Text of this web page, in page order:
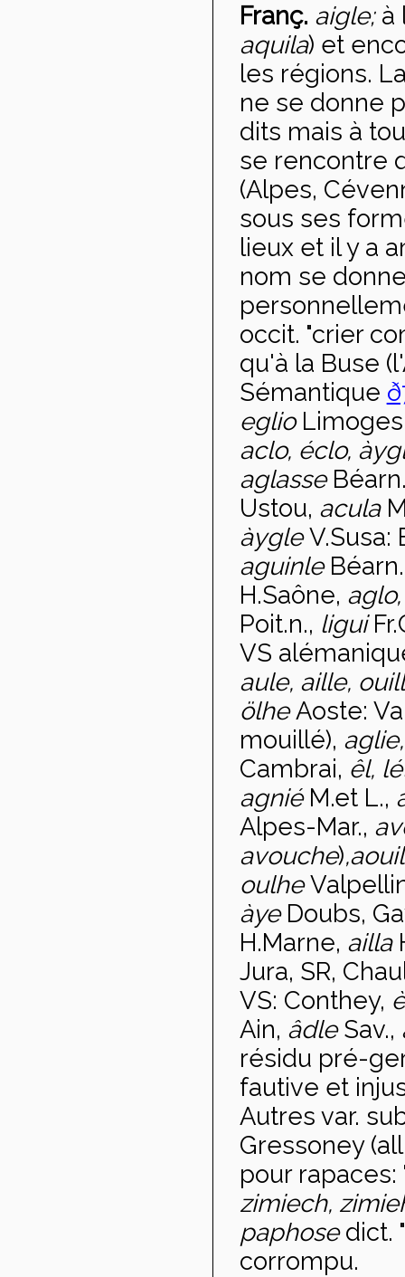
Franç. aigle; à
aquila) et
les régions.
ne se donne
dits mais à
se rencontre
(Alpes,
sous ses
lieux et il y a
nom se
occit. "crier
qu'à la Buse
Sémantique
eglio
aclo, éclo,
aglasse
Ustou, acula
àygleV.Susa:
aguinle
H.Saône,
Poit.n., ligui
VS
aule, aille,
ölheAoste:
mouillé),
Cambrai, êl,
agnié M.et L.,
Alpes-Mar.,
avouche),
oulhe
àye Doubs,
H.Marne, ailla
Jura, SR,
VS: Conthey,
Ain, âdleSav.,
résidu pré-
fautive et
Autres var.
Gressoney
pour rapaces:
zimiech,
paphosedict.
corrompu.